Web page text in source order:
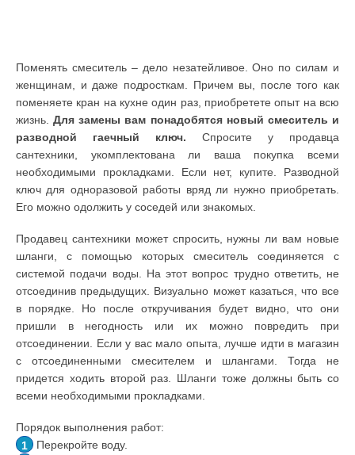
Поменять смеситель – дело незатейливое. Оно по силам и
женщинам, и даже подросткам. Причем вы, после того как
поменяете кран на кухне один раз, приобретете опыт на всю
жизнь.Для замены вам понадобятся новый смеситель и
разводной гаечный ключ. Спросите у продавца
сантехники, укомплектована ли ваша покупка всеми
необходимыми прокладками. Если нет, купите. Разводной
ключ для одноразовой работы вряд ли нужно приобретать.
Его можно одолжить у соседей или знакомых.
Продавец сантехники может спросить, нужны ли вам новые
шланги, с помощью которых смеситель соединяется с
системой подачи воды. На этот вопрос трудно ответить, не
отсоединив предыдущих. Визуально может казаться, что все
в порядке. Но после откручивания будет видно, что они
пришли в негодность или их можно повредить при
отсоединении. Если у вас мало опыта, лучше идти в магазин
с отсоединенными смесителем и шлангами. Тогда не
придется ходить второй раз. Шланги тоже должны быть со
всеми необходимыми прокладками.
Порядок выполнения работ:
Перекройте воду.